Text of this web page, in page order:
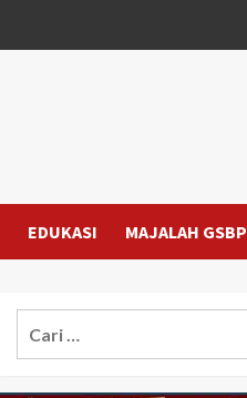
EDUKASI MAJALAH GSBP